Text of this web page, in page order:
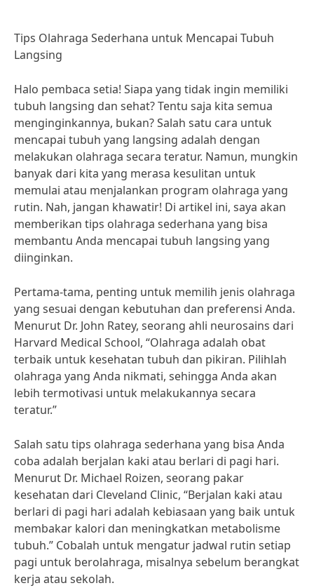
Tips Olahraga Sederhana untuk Mencapai Tubuh
Langsing
Halo pembaca setia! Siapa yang tidak ingin memiliki
tubuh langsing dan sehat? Tentu saja kita semua
menginginkannya, bukan? Salah satu cara untuk
mencapai tubuh yang langsing adalah dengan
melakukan olahraga secara teratur. Namun, mungkin
banyak dari kita yang merasa kesulitan untuk
memulai atau menjalankan program olahraga yang
rutin. Nah, jangan khawatir! Di artikel ini, saya akan
memberikan tips olahraga sederhana yang bisa
membantu Anda mencapai tubuh langsing yang
diinginkan.
Pertama-tama, penting untuk memilih jenis olahraga
yang sesuai dengan kebutuhan dan preferensi Anda.
Menurut Dr. John Ratey, seorang ahli neurosains dari
Harvard Medical School, “Olahraga adalah obat
terbaik untuk kesehatan tubuh dan pikiran. Pilihlah
olahraga yang Anda nikmati, sehingga Anda akan
lebih termotivasi untuk melakukannya secara
teratur.”
Salah satu tips olahraga sederhana yang bisa Anda
coba adalah berjalan kaki atau berlari di pagi hari.
Menurut Dr. Michael Roizen, seorang pakar
kesehatan dari Cleveland Clinic, “Berjalan kaki atau
berlari di pagi hari adalah kebiasaan yang baik untuk
membakar kalori dan meningkatkan metabolisme
tubuh.” Cobalah untuk mengatur jadwal rutin setiap
pagi untuk berolahraga, misalnya sebelum berangkat
kerja atau sekolah.